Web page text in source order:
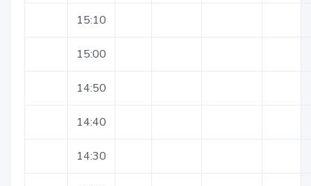
15:10
15:00
14:50
14:40
14:30